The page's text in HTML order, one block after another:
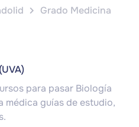
Grado Medicina
para pasar Biología
médica guías de estudio,